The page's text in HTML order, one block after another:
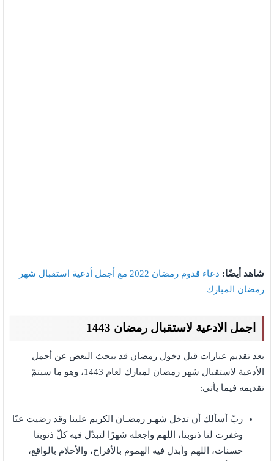
شاهد أيضًا:
دعاء قدوم رمضان 2022 مع أجمل أدعية استقبال شهر
رمضان المبارك
اجمل الادعية لاستقبال رمضان 1443
بعد تقديم عبارات قبل دخول رمضان قد يبحث البعض عن أجمل
الأدعية لاستقبال شهر رمضان لمبارك لعام 1443، وهو ما سيتمّ
تقديمه فيما يأتي:
ربّ أسألك أن تدخل شهـر رمضـان الكريم علينا وقد رضيت عنّا
وغفرت لنا ذنوبنا، اللهم واجعله شهرًا لتبدّل فيه كلّ ذنوبنا
حسنات، اللهم وأبدل فيه الهموم بالأفراح، والأحلام بالواقع،